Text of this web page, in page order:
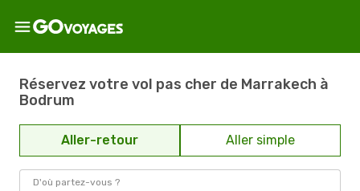
Réservez votre vol pas cher de Marrakech à
Bodrum
Aller-retour Aller simple
D'où partez-vous ?